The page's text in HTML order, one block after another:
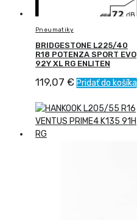
Pneumatiky
BRIDGESTONE L225/40
R18 POTENZA SPORT EVO
92Y XL RG ENLITEN
119,07 € Pridať do košíka